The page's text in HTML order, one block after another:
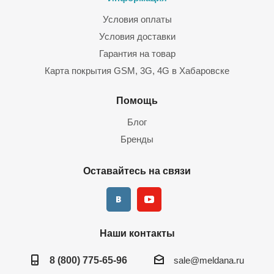
видеорегистраторы, кабели. Установку оборудования могут
осуществить наши специалисты.
организациями, что дает возможность в максимально сжатые
Условия оплаты
Условия доставки
Гарантия на товар
Карта покрытия GSM, 3G, 4G в Хабаровске
Помощь
Блог
Бренды
Оставайтесь на связи
Наши контакты
8 (800) 775-65-96 sale@meldana.ru